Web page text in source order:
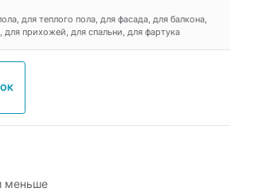
для теплого пола, для фасада, для балкона,
прихожей, для спальни, для фартука
меньше